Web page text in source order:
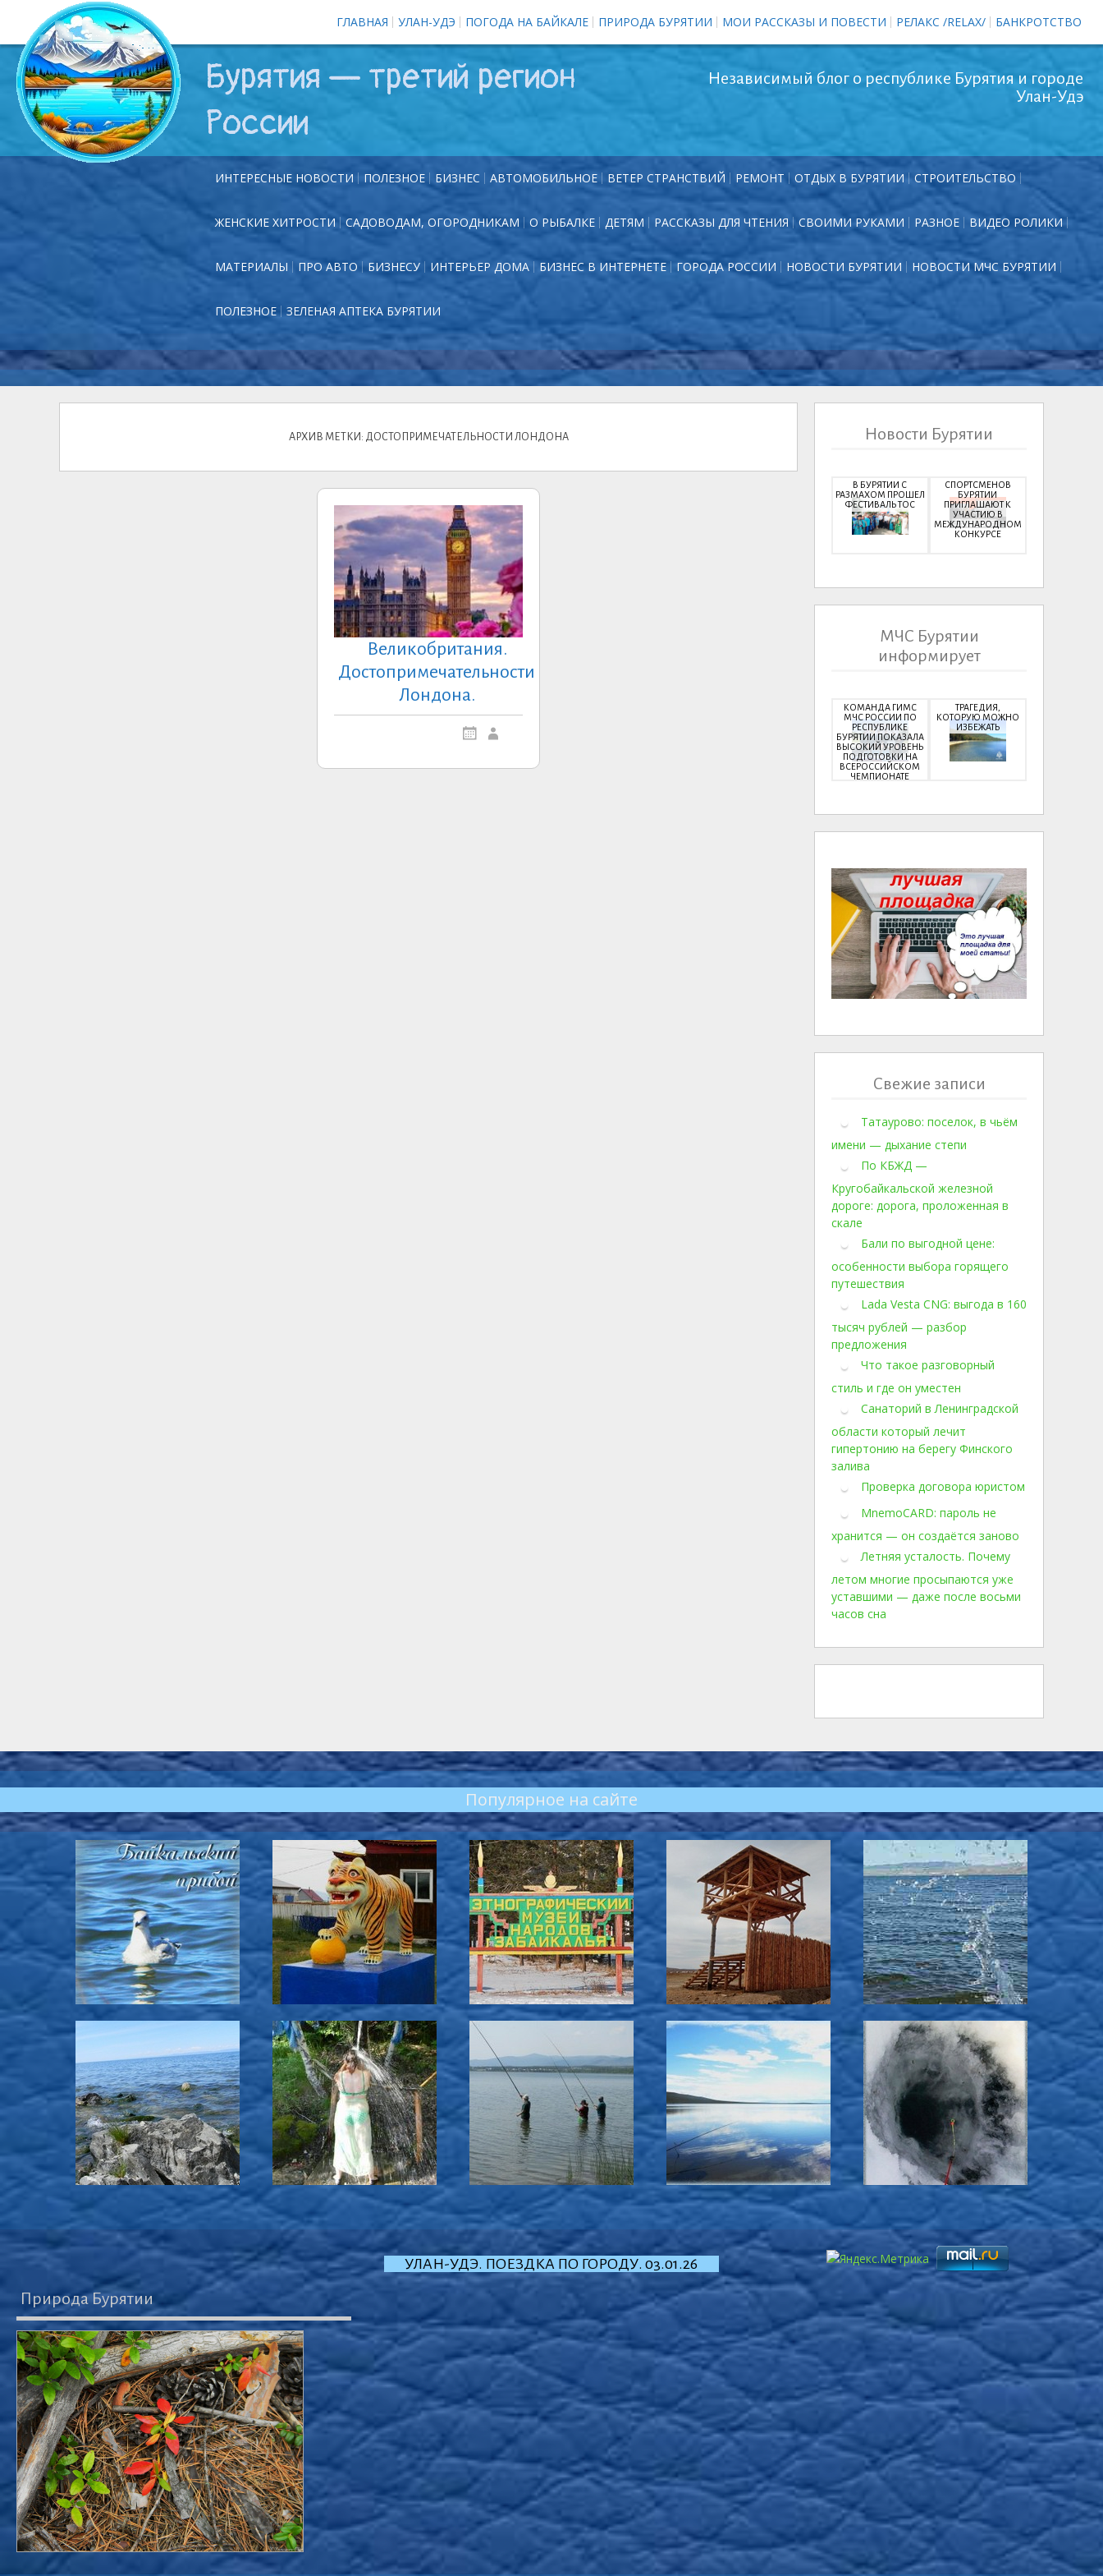
ГЛАВНАЯ УЛАН-УДЭ ПОГОДА НА БАЙКАЛЕ ПРИРОДА БУРЯТИИ МОИ РАССКАЗЫ И ПОВЕСТИ РЕЛАКС /RELAX/ БАНКРОТСТВО
Бурятия — третий регион
России
Независимый блог о республике Бурятия и городе
Улан-Удэ
ИНТЕРЕСНЫЕ НОВОСТИ ПОЛЕЗНОЕ БИЗНЕС АВТОМОБИЛЬНОЕ ВЕТЕР СТРАНСТВИЙ РЕМОНТ ОТДЫХ В БУРЯТИИ СТРОИТЕЛЬСТВО
ЖЕНСКИЕ ХИТРОСТИ САДОВОДАМ, ОГОРОДНИКАМ О РЫБАЛКЕ ДЕТЯМ РАССКАЗЫ ДЛЯ ЧТЕНИЯ СВОИМИ РУКАМИ РАЗНОЕ ВИДЕО РОЛИКИ
МАТЕРИАЛЫ ПРО АВТО БИЗНЕСУ ИНТЕРЬЕР ДОМА БИЗНЕС В ИНТЕРНЕТЕ ГОРОДА РОССИИ НОВОСТИ БУРЯТИИ НОВОСТИ МЧС БУРЯТИИ
ПОЛЕЗНОЕ ЗЕЛЕНАЯ АПТЕКА БУРЯТИИ
АРХИВ МЕТКИ: ДОСТОПРИМЕЧАТЕЛЬНОСТИ ЛОНДОНА
Великобритания.
Достопримечательности
Лондона.
Новости Бурятии
В БУРЯТИИ С
РАЗМАХОМ ПРОШЕЛ
ФЕСТИВАЛЬ ТОС
СПОРТСМЕНОВ
БУРЯТИИ
ПРИГЛАШАЮТ К
УЧАСТИЮ В
МЕЖДУНАРОДНОМ
КОНКУРСЕ
МЧС Бурятии
информирует
КОМАНДА ГИМС
МЧС РОССИИ ПО
РЕСПУБЛИКЕ
БУРЯТИИ ПОКАЗАЛА
ВЫСОКИЙ УРОВЕНЬ
ПОДГОТОВКИ НА
ВСЕРОССИЙСКОМ
ЧЕМПИОНАТЕ
ТРАГЕДИЯ,
КОТОРУЮ МОЖНО
ИЗБЕЖАТЬ
Свежие записи
Татаурово: поселок, в чьём
имени — дыхание степи
По КБЖД —
Кругобайкальской железной
дороге: дорога, проложенная в
скале
Бали по выгодной цене:
особенности выбора горящего
путешествия
Lada Vesta CNG: выгода в 160
тысяч рублей — разбор
предложения
Что такое разговорный
стиль и где он уместен
Санаторий в Ленинградской
области который лечит
гипертонию на берегу Финского
залива
Проверка договора юристом
MnemoCARD: пароль не
хранится — он создаётся заново
Летняя усталость. Почему
летом многие просыпаются уже
уставшими — даже после восьми
часов сна
Популярное на сайте
Природа Бурятии
УЛАН-УДЭ. ПОЕЗДКА ПО ГОРОДУ. 03.01.26